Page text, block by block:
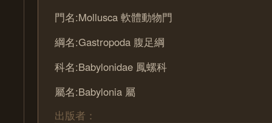
門名:Mollusca 軟體動物門
綱名:Gastropoda 腹足綱
科名:Babylonidae 鳳螺科
屬名:Babylonia 屬
出版者：